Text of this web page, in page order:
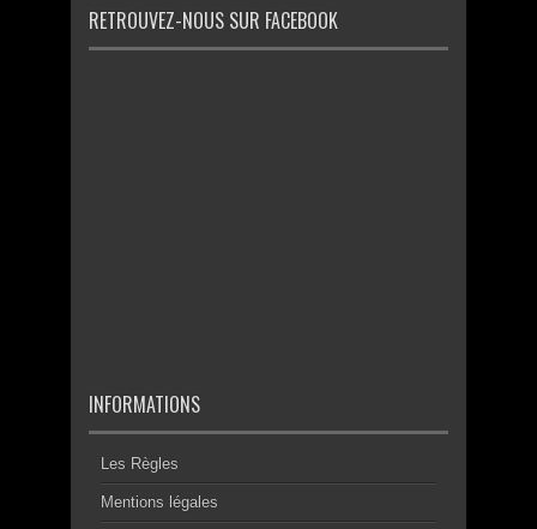
RETROUVEZ-NOUS SUR FACEBOOK
INFORMATIONS
Les Règles
Mentions légales